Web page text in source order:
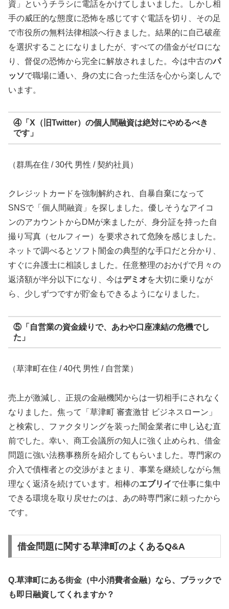
資」というチラシに電話をかけてしまいました。しかし相
手の威圧的な態度に恐怖を感じてすぐ電話を切り、その足
で市役所の無料法律相談へ行きました。結果的に自己破産
を選択することになりましたが、すべての借金がゼロにな
り、督促の恐怖から完全に解放されました。今は中古のパ
ッソで職場に通い、身の丈に合った生活を心から楽しんで
います。
④「X（旧Twitter）の個人間融資は絶対にやめるべき
です」
（群馬在住 / 30代 男性 / 契約社員）
クレジットカードを強制解約され、自暴自棄になって
SNSで「個人間融資」を探しました。優しそうなアイコ
ンのアカウントからDMが来ましたが、身分証を持った自
撮り写真（セルフィー）を要求されて危険を感じました。
ネットで調べるとソフト闇金の典型的な手口だと分かり、
すぐに弁護士に相談しました。任意整理のおかげで月々の
返済額が半分以下になり、今はデミオを大切に乗りなが
ら、少しずつですが貯金もできるようになりました。
⑤「自営業の資金繰りで、あわや口座凍結の危機でし
た」
（草津町在住 / 40代 男性 / 自営業）
売上が激減し、正規の金融機関からは一切相手にされなく
なりました。焦って「草津町 審査激甘 ビジネスローン」
と検索し、ファクタリングを装った闇金業者に申し込む直
前でした。幸い、商工会議所の知人に強く止められ、借金
問題に強い法務事務所を紹介してもらいました。専門家の
介入で債権者との交渉がまとまり、事業を継続しながら無
理なく返済を続けています。相棒のエブリイで仕事に集中
できる環境を取り戻せたのは、あの時専門家に頼ったから
です。
借金問題に関する草津町のよくあるQ&A
Q.草津町にある街金（中小消費者金融）なら、ブラックで
も即日融資してくれますか？